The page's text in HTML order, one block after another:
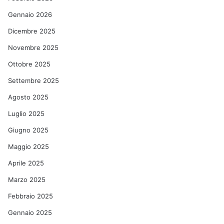
Gennaio 2026
Dicembre 2025
Novembre 2025
Ottobre 2025
Settembre 2025
Agosto 2025
Luglio 2025
Giugno 2025
Maggio 2025
Aprile 2025
Marzo 2025
Febbraio 2025
Gennaio 2025